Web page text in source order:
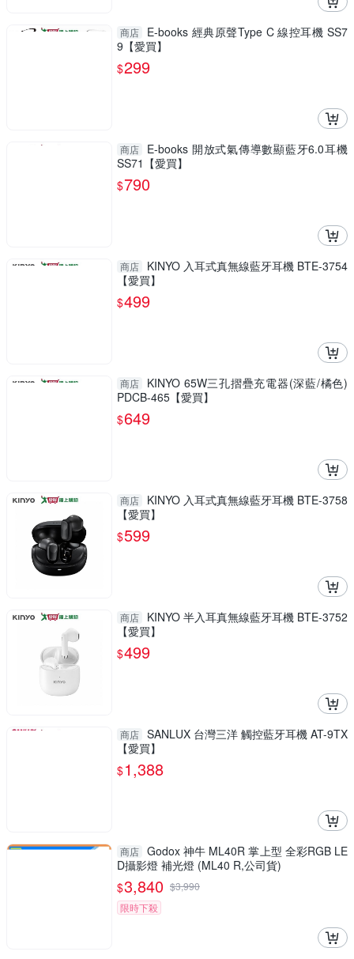
商店
E-books 經典原聲Type C 線控耳機 SS7
9【愛買】
$299
商店
E-books 開放式氣傳導數顯藍牙6.0耳機
SS71【愛買】
$790
商店
KINYO 入耳式真無線藍牙耳機 BTE-3754
【愛買】
$499
商店
KINYO 65W三孔摺疊充電器(深藍/橘色)
PDCB-465【愛買】
$649
商店
KINYO 入耳式真無線藍牙耳機 BTE-3758
【愛買】
$599
商店
KINYO 半入耳真無線藍牙耳機 BTE-3752
【愛買】
$499
商店 SANLUX 台灣三洋 觸控藍牙耳機 AT-9TX
【愛買】
$1,388
商店 Godox 神牛 ML40R 掌上型 全彩RGB LE
D攝影燈 補光燈 (ML40 R,公司貨)
$3,840 $3,990
限時下殺